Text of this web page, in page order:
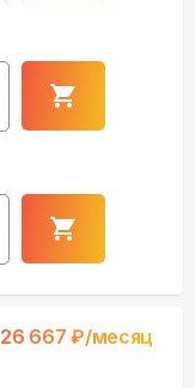
26 667 ₽/месяц